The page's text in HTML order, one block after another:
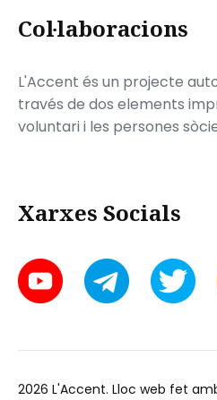
Col·laboracions
L'Accent és un projecte
través de dos elements
voluntari i les persones
Xarxes Socials
2026 L'Accent. Lloc web fet